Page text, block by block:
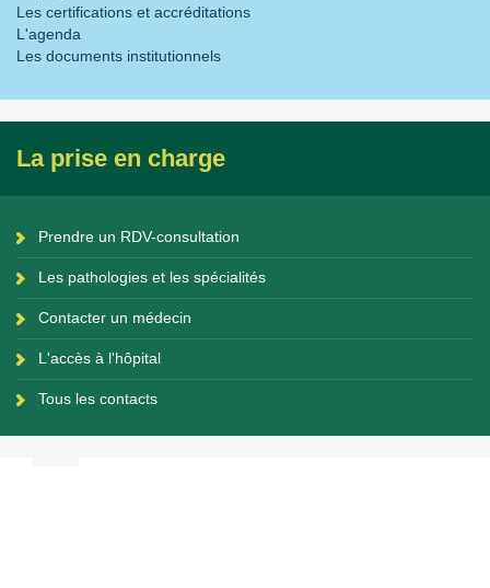
Les certifications et accréditations
L'agenda
Les documents institutionnels
La prise en charge
Prendre un RDV-consultation
Les pathologies et les spécialités
Contacter un médecin
L'accès à l'hôpital
Tous les contacts